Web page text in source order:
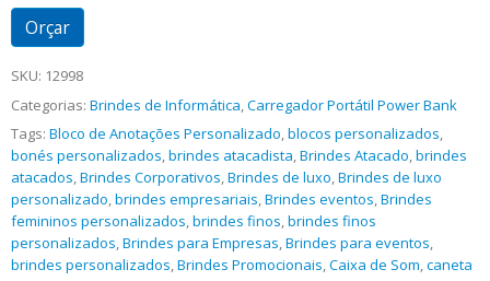
Orçar
SKU: 12998
Categorias: Brindes de Informática,Carregador Portátil Power Bank
Tags: Bloco de Anotações Personalizado,blocos personalizados,
bonés personalizados,brindes atacadista,Brindes Atacado,brindes
atacados,Brindes Corporativos,Brindes de luxo,Brindes de luxo
personalizado,brindes empresariais,Brindes eventos,Brindes
femininos personalizados,brindes finos,brindes finos
personalizados,Brindes para Empresas,Brindes para eventos,
brindes personalizados,Brindes Promocionais,Caixa de Som,caneta